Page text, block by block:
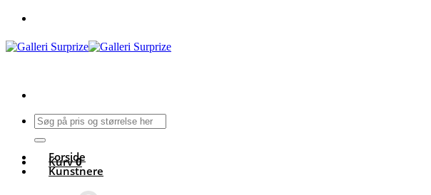
Fortsæt
indhold
Søg
Kurv0
Forside
Kunstnere